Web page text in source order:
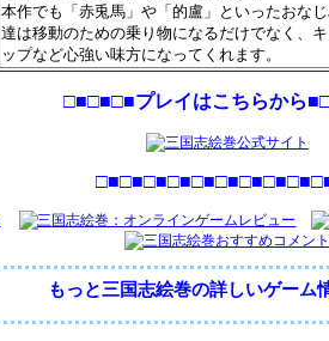
本作でも「赤兎馬」や「的盧」といったおな
達は移動のための乗り物になるだけでなく、
ップなど心強い味方になってくれます。
□■□■□■プレイはこちらから
もっと三国志絵巻の詳しいゲーム